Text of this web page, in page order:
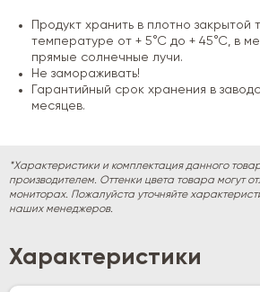
Продукт хранить в плотно закрытой
температуре от + 5°С до + 45°С, в
прямые солнечные лучи.
Не замораживать!
Гарантийный срок хранения в
месяцев.
*Характеристики и комплектация данного
производителем. Оттенки цвета товара могут
мониторах. Пожалуйста уточняйте
наших менеджеров.
Характеристики